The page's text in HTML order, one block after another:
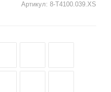
Артикул: 8-T4100.039.XS